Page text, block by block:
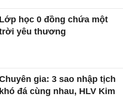
Lớp học 0 đồng chứa một
yêu thương
gia: 3 sao nhập tịch
khó đá cùng nhau, HLV Kim